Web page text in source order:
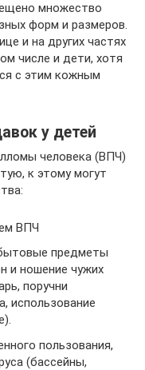
множество
форм и размеров.
и на других частях
числе и дети, хотя
с этим кожным
у детей
человека (ВПЧ)
к этому могут
ВПЧ
предметы
и ношение чужих
поручни
использование
пользования,
(бассейны,